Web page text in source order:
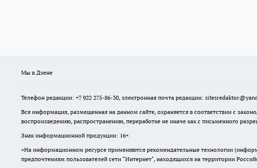
Мы в Дзене
Телефон редакции: +7 922 275-86-30, электронная почта редакции:
Вся информация, размещенная на данном сайте, охраняется в соответствии с
воспроизведению, распространению, переработке не иначе как с письменного
Знак информационной продукции: 16+.
«На информационном ресурсе применяются рекомендательные технологии
предпочтениям пользователей сети "Интернет", находящихся на территории